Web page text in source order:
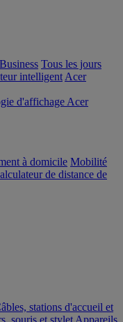
Business Tous les jours
intelligent Acer
d'affichage Acer
à domicile Mobilité
de distance de
stations d'accueil et
souris et stylet Appareils